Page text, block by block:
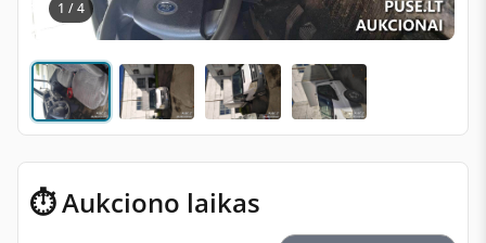
1 / 4
⏱ Aukciono laikas